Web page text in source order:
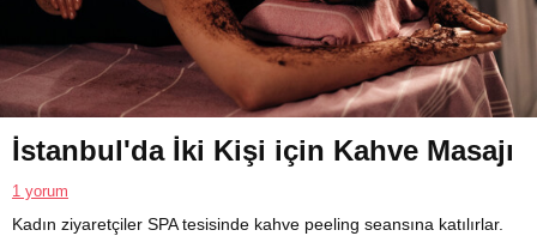
İstanbul'da İki Kişi için Kahve Masajı
1 yorum
Kadın ziyaretçiler SPA tesisinde kahve peeling seansına katılırlar.